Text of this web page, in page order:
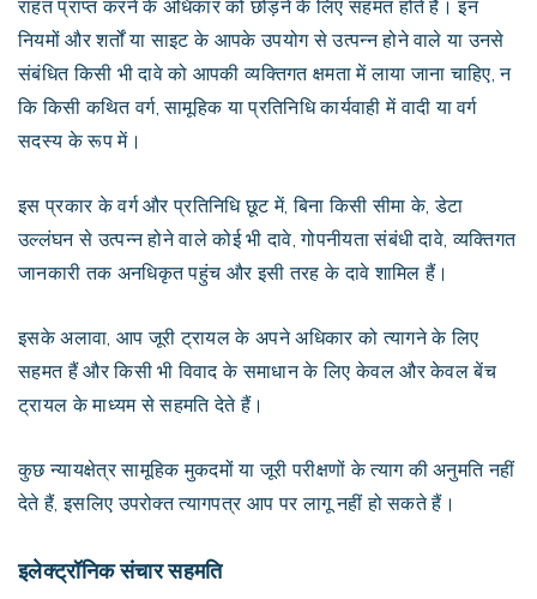
राहत प्राप्त करने के अधिकार को छोड़ने के लिए सहमत होते हैं। इन
नियमों और शर्तों या साइट के आपके उपयोग से उत्पन्न होने वाले या उनसे
संबंधित किसी भी दावे को आपकी व्यक्तिगत क्षमता में लाया जाना चाहिए, न
कि किसी कथित वर्ग, सामूहिक या प्रतिनिधि कार्यवाही में वादी या वर्ग
सदस्य के रूप में।
इस प्रकार के वर्ग और प्रतिनिधि छूट में, बिना किसी सीमा के, डेटा
उल्लंघन से उत्पन्न होने वाले कोई भी दावे, गोपनीयता संबंधी दावे, व्यक्तिगत
जानकारी तक अनधिकृत पहुंच और इसी तरह के दावे शामिल हैं।
इसके अलावा, आप जूरी ट्रायल के अपने अधिकार को त्यागने के लिए
सहमत हैं और किसी भी विवाद के समाधान के लिए केवल और केवल बेंच
ट्रायल के माध्यम से सहमति देते हैं।
कुछ न्यायक्षेत्र सामूहिक मुकदमों या जूरी परीक्षणों के त्याग की अनुमति नहीं
देते हैं, इसलिए उपरोक्त त्यागपत्र आप पर लागू नहीं हो सकते हैं।
इलेक्ट्रॉनिक संचार सहमति